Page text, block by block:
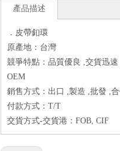
產品描述
．皮帶釦環
原產地：台灣
競爭特點：品質優良 ,交貨迅
OEM
銷售方式：出口 ,製造 ,批發 ,
付款方式：T/T
交貨方式-交貨港：FOB, CIF